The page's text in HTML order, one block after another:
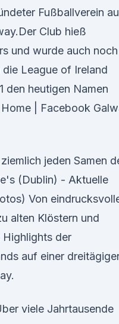
Fußballverein
Club hieß
und wurde auch noch
die League of Ireland
den heutigen Namen
| Facebook
jeden Samen
(Dublin) - Aktuelle
Von
alten Klöstern und
Highlights der
auf einer
viele Jahrtausende